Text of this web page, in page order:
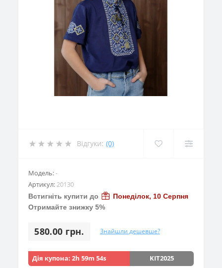
Відгуки: (0)
Модель:-
Артикул: 20130
Встигніть купити до
Понеділок, 10 Серпня
Отримайте знижку 5%
580.00 грн. Знайшли дешевше?
Дія купона:2h 59m 53s KIT2025